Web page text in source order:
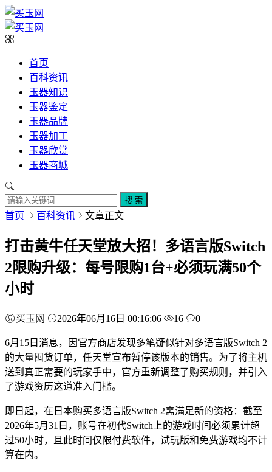
首页
百科资讯
玉器知识
玉器鉴定
玉器品牌
玉器加工
玉器欣赏
玉器商城
搜 索
首页 百科资讯 文章正文
打击黄牛任天堂放大招！多语言版Switch
2限购升级：每号限购1台+必须玩满50个
小时
买玉网 2026年06月16日 00:16:06 16 0
6月15日消息，因官方商店发现多笔疑似针对多语言版Switch 2
的大量囤货订单，任天堂宣布暂停该版本的销售。为了将主机
送到真正需要的玩家手中，官方重新调整了购买规则，并引入
了游戏资历这道准入门槛。
即日起，在日本购买多语言版Switch 2需满足新的资格：截至
2026年5月31日，账号在初代Switch上的游戏时间必须累计超
过50小时，且此时间仅限付费软件，试玩版和免费游戏均不计
算在内。